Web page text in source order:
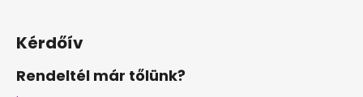
Kérdőív
Rendeltél már tőlünk?